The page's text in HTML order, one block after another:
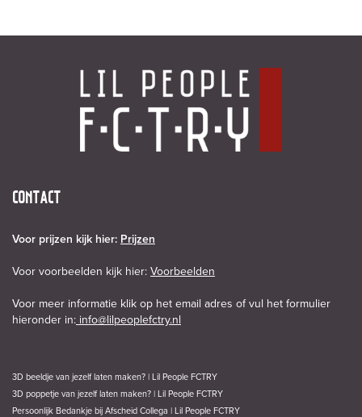
CONTACT
Voor prijzen kijk hier: Prijzen
Voor voorbeelden kijk hier: Voorbeelden
Voor meer informatie klik op het email adres of vul het formulier
hieronder in: info@lilpeoplefctry.nl
3D beeldje van jezelf laten maken? | Lil People FCTRY
3D poppetje van jezelf laten maken? | Lil People FCTRY
Persoonlijk Bedankje bij Afscheid Collega | Lil People FCTRY